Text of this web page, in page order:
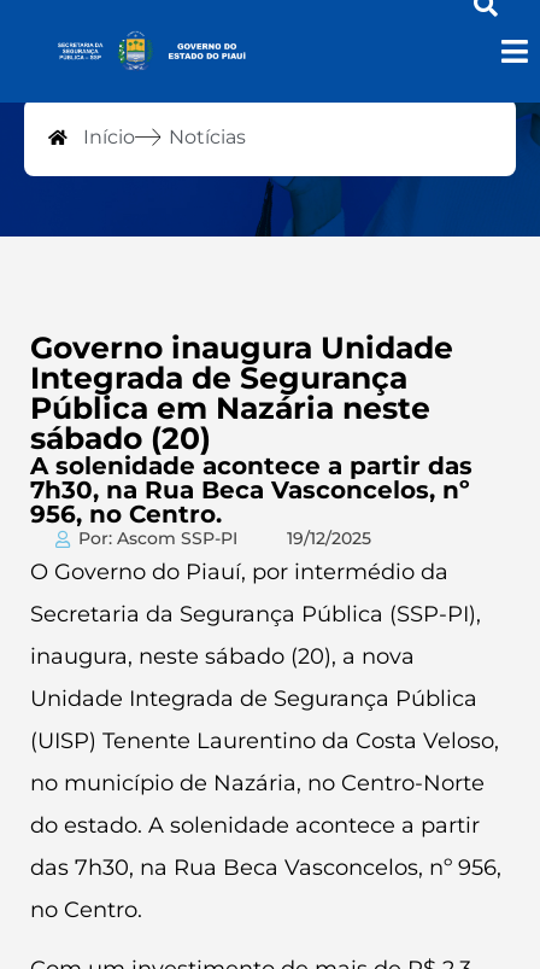
Notícias
Início Notícias
Governo inaugura Unidade
Integrada de Segurança
Pública em Nazária neste
sábado (20)
A solenidade acontece a partir das
7h30, na Rua Beca Vasconcelos, nº
956, no Centro.
Por: Ascom SSP-PI 19/12/2025
O Governo do Piauí, por intermédio da
Secretaria da Segurança Pública (SSP-PI),
inaugura, neste sábado (20), a nova
Unidade Integrada de Segurança Pública
(UISP) Tenente Laurentino da Costa Veloso,
no município de Nazária, no Centro-Norte
do estado. A solenidade acontece a partir
das 7h30, na Rua Beca Vasconcelos, nº 956,
no Centro.